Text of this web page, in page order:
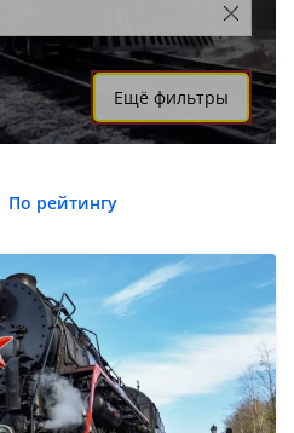
Ещё фильтры
По рейтингу